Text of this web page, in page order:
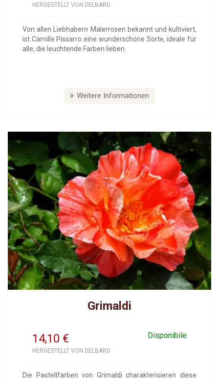
HERGESTELLT VON DELBARD
Von allen Liebhabern Malerrosen bekannt und kultiviert,
ist Camille Pissarro eine wunderschöne Sorte, ideale für
alle, die leuchtende Farben lieben.
Weitere Informationen
Grimaldi
14,10 Disponibile
€
HERGESTELLT VON DELBARD
Die Pastellfarben von Grimaldi charakterisieren diese